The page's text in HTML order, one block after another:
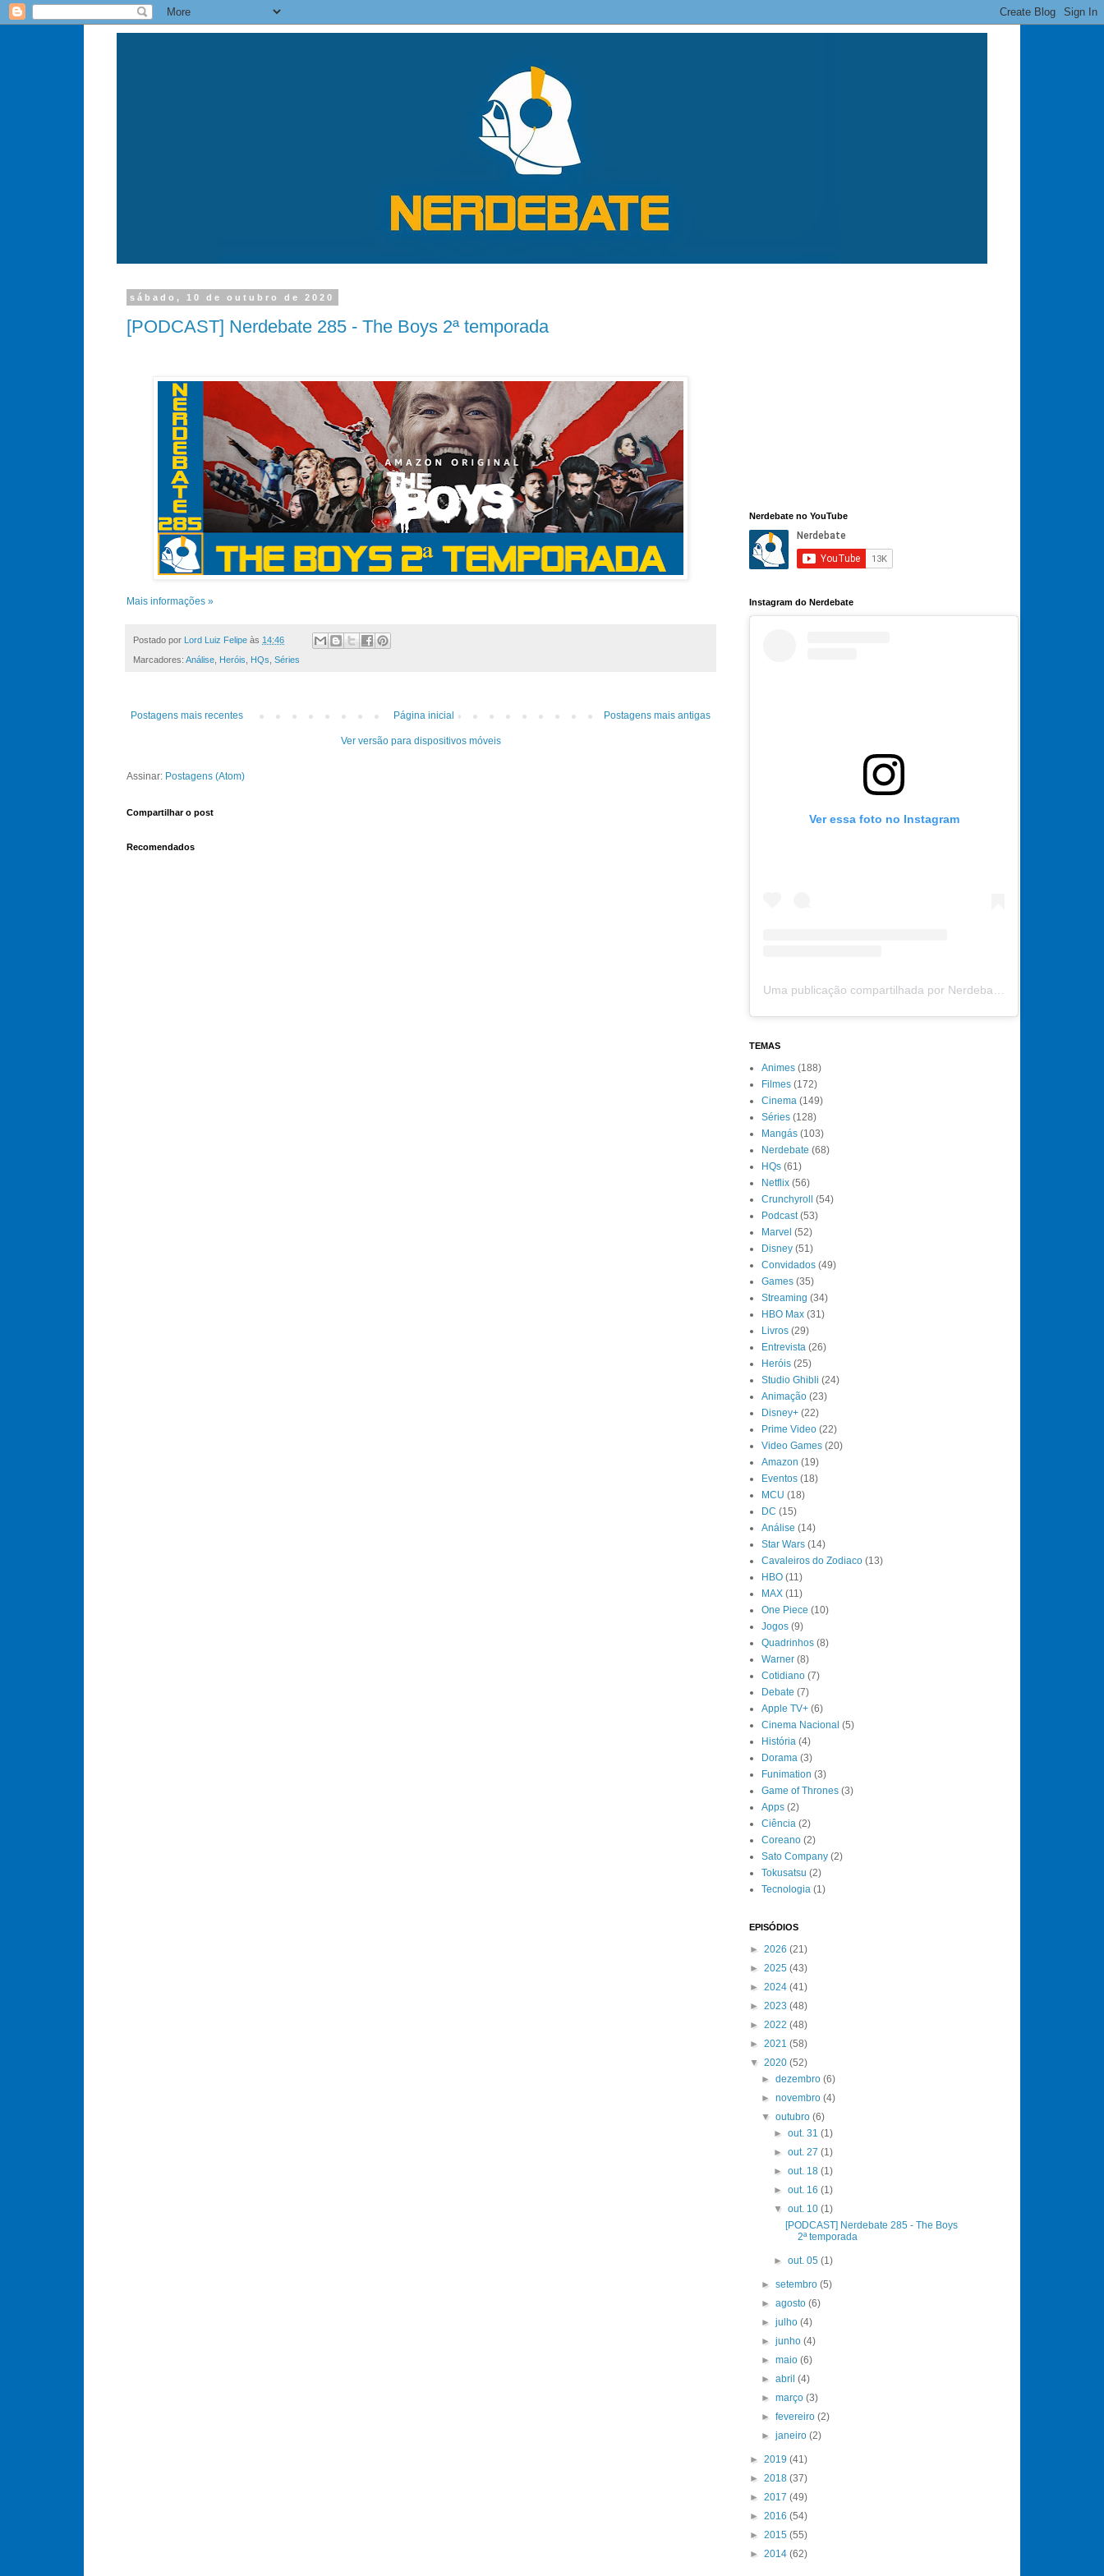
sábado, 10 de outubro de 2020
[PODCAST] Nerdebate 285 - The Boys 2ª temporada
Mais informações »
Postado por Lord Luiz Felipe às 14:46
Marcadores: Análise, Heróis, HQs, Séries
Postagens mais recentes Postagens mais antigas
Página inicial
Ver versão para dispositivos móveis
Assinar: Postagens (Atom)
Compartilhar o post
Recomendados
Nerdebate no YouTube
Instagram do Nerdebate
Ver essa foto no Instagram
TEMAS
Animes (188)
Filmes (172)
Cinema (149)
Séries (128)
Mangás (103)
Nerdebate (68)
HQs (61)
Netflix (56)
Crunchyroll (54)
Podcast (53)
Marvel (52)
Disney (51)
Convidados (49)
Games (35)
Streaming (34)
HBO Max (31)
Livros (29)
Entrevista (26)
Heróis (25)
Studio Ghibli (24)
Animação (23)
Disney+ (22)
Prime Video (22)
Video Games (20)
Amazon (19)
Eventos (18)
MCU (18)
DC (15)
Análise (14)
Star Wars (14)
Cavaleiros do Zodiaco (13)
HBO (11)
MAX (11)
One Piece (10)
Jogos (9)
Quadrinhos (8)
Warner (8)
Cotidiano (7)
Debate (7)
Apple TV+ (6)
Cinema Nacional (5)
História (4)
Dorama (3)
Funimation (3)
Game of Thrones (3)
Apps (2)
Ciência (2)
Coreano (2)
Sato Company (2)
Tokusatsu (2)
Tecnologia (1)
EPISÓDIOS
► 2026 (21)
► 2025 (43)
► 2024 (41)
► 2023 (48)
► 2022 (48)
► 2021 (58)
▼ 2020 (52)
►dezembro(6)
►novembro(4)
▼outubro(6)
► out. 31 (1)
► out. 27 (1)
► out. 18 (1)
► out. 16 (1)
▼ out. 10 (1)
[PODCAST] Nerdebate 285 - The Boys
2ª temporada
► out. 05 (1)
►setembro(5)
►agosto(6)
►julho(4)
►junho(4)
►maio(6)
►abril(4)
►março(3)
►fevereiro(2)
►janeiro(2)
► 2019 (41)
► 2018 (37)
► 2017 (49)
► 2016 (54)
► 2015 (55)
► 2014 (62)